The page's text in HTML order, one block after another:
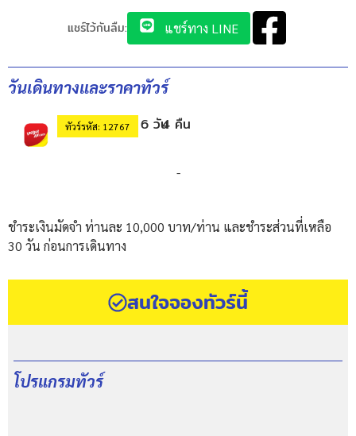
แชร์ไว้กันลืม: แชร์ทาง LINE
วันเดินทางและราคาทัวร์
ทัวร์รหัส: 12767 6 วัน4 คืน
-
ชำระเงินมัดจำ ท่านละ 10,000 บาท/ท่าน และชำระส่วนที่เหลือ
30 วัน ก่อนการเดินทาง
สนใจจองทัวร์นี้
โปรแกรมทัวร์